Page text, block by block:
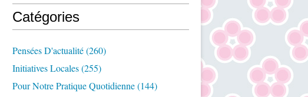
Catégories
Pensées D'actualité(260)
Initiatives Locales(255)
Pour Notre Pratique Quotidienne(144)